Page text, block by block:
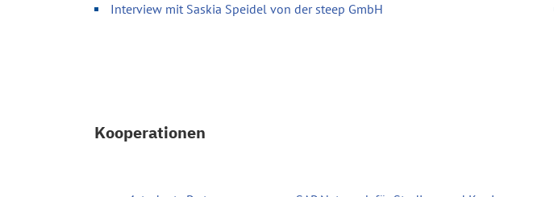
Interview mit Saskia Speidel von der steep GmbH
Kooperationen